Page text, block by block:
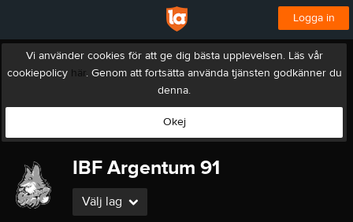
Logga in
Vi använder cookies för att ge dig bästa upplevelsen. Läs vår
cookiepolicy här. Genom att fortsätta använda tjänsten godkänner du
denna.
Okej
IBF Argentum 91
Välj lag